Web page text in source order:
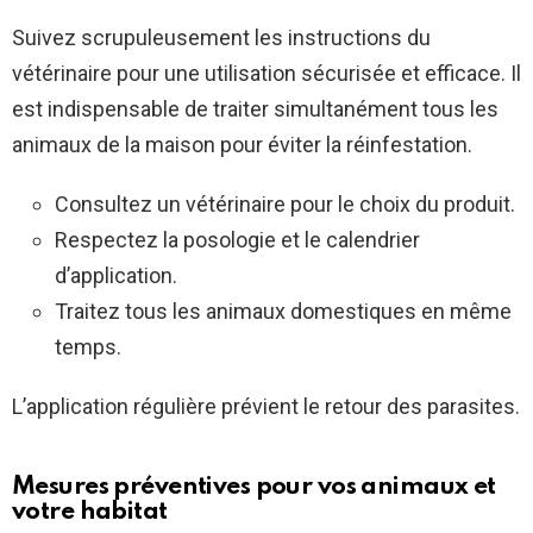
Suivez scrupuleusement les instructions du
vétérinaire pour une utilisation sécurisée et efficace. Il
est indispensable de traiter simultanément tous les
animaux de la maison pour éviter la réinfestation.
Consultez un vétérinaire pour le choix du produit.
Respectez la posologie et le calendrier
d’application.
Traitez tous les animaux domestiques en même
temps.
L’application régulière prévient le retour des parasites.
Mesures préventives pour vos animaux et
votre habitat